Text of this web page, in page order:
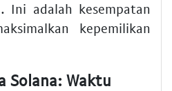
Ini adalah kesempatan
kepemilikan
Solana: Waktu